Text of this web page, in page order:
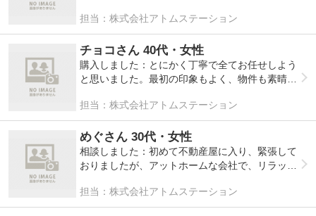
分かりやすい物件の説明・「こちらの物件すぐに
なくなりますよ」というような、あおりのない接
客に好印象を持ちました。物件の良い点・悪い
点、正直で偽りのない回答をしてくださるので、
こちらもその点をふまえた上で真剣に購入のこと
できる会社です。こちらの会社に出会え、家を購
入できて良かったです。
気になった:購入後、もっと気軽に（家の中を）
見にいけると思っていましたが、直前だとその日
は難しいと言われることがあることです。（こち
担当：株式会社アトムステーション
チョコさん 40代・女性
購入しました：とにかく丁寧で全てお任せしよう
と思いました。最初の印象もよく、物件も素晴ら
気になった:特にありません 。
2020年06月回答
担当：株式会社アトムステーション
めぐさん 30代・女性
相談しました：初めて不動産屋に入り、緊張して
おりましたが、アットホームな会社で、リラック
が定まっていなかったのですが、話を聞いてもら
ったことで、ある程度購入したいエリアや金額が
担当：株式会社アトムステーション